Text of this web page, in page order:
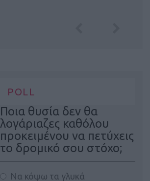
POLL
Ποια θυσία δεν θα
λογάριαζες καθόλου
προκειμένου να πετύχεις
το δρομικό σου στόχο;
Να κόψω τα γλυκά